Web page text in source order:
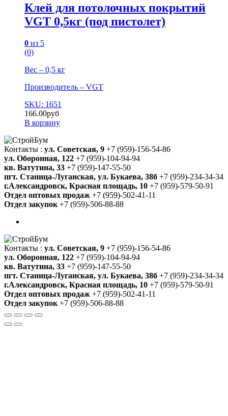
Клей для потолочных покрытий
VGT 0,5кг (под пистолет)
0 из 5
(0)
Вес – 0,5 кг
Производитель – VGT
SKU: 1651
166.00руб
В корзину
Контакты : ул. Советская, 9 +7 (959)-156-54-86
ул. Оборонная, 122 +7 (959)-104-94-94
кв. Ватутина, 33 +7 (959)-147-55-50
пгт. Станица-Луганская, ул. Букаева, 38б +7 (959)-234-34-34
г.Александровск, Красная площадь, 10 +7 (959)-579-50-91
Отдел оптовых продаж +7 (959)-502-41-11
Отдел закупок +7 (959)-506-88-88
Контакты : ул. Советская, 9 +7 (959)-156-54-86
ул. Оборонная, 122 +7 (959)-104-94-94
кв. Ватутина, 33 +7 (959)-147-55-50
пгт. Станица-Луганская, ул. Букаева, 38б +7 (959)-234-34-34
г.Александровск, Красная площадь, 10 +7 (959)-579-50-91
Отдел оптовых продаж +7 (959)-502-41-11
Отдел закупок +7 (959)-506-88-88